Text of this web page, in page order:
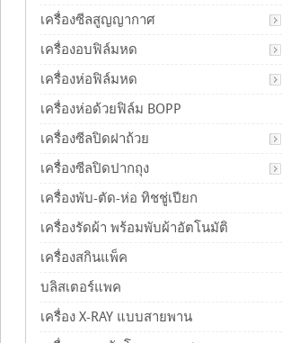
เครื่องซีลสูญญากาศ
เครื่องอบฟิล์มหด
เครื่องห่อฟิล์มหด
เครื่องห่อด้วยฟิล์ม BOPP
เครื่องซีลปิดฝาถ้วย
เครื่องซีลปิดปากถุง
เครื่องพับ-ตัด-ห่อ ทิชชู่เปียก
เครื่องรัดผ้า พร้อมพับผ้าอัตโนมัติ
เครื่องสกินแพ็ค
บลิสเตอร์แพค
เครื่อง X-RAY แบบสายพาน